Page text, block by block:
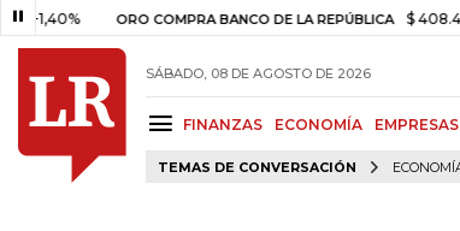
ORO COMPRA BANCO DE LA REPÚBLICA $ 408.498,97
SÁBADO, 08 DE AGOSTO DE 2026
FINANZAS ECONOMÍA EMPRESAS
TEMAS DE CONVERSACIÓN